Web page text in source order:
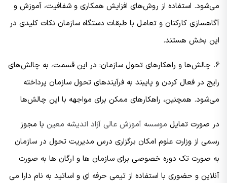
می‌شود. استفاده از روش‌های افزایش همکاری و شفافیت، آموزش و
آگاهسازی کارکنان و تعامل با طبقات دستگاه سازمان نکات کلیدی در
این بخش هستند.
6. چالش‌ها و راهکارهای تحول سازمان: در این قسمت، به چالش‌های
رایج در فعال کردن و پایبند به فرآیندهای تحول سازمان پرداخته
می‌شود. همچنین، راهکارهای ممکن برای مواجهه با این چالش‌ها
در صورت تمایل موسسه آموزش عالی آزاد اندیشه معین با مجوز
رسمی از وزارت علوم امکان برگزاری درس مدیریت تحول در سازمان
به صورت تک دوره خصوصی برای سازمان ها و ارگان ها به صورت
آنلاین و حضوری با استفاده از تیمی حرفه ای و اساتید به نام دارا می